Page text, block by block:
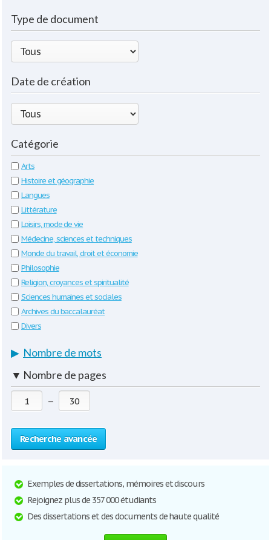
Type de document
Date de création
Catégorie
Arts
Histoire et géographie
Langues
Littérature
Loisirs, mode de vie
Médecine, sciences et techniques
Monde du travail, droit et économie
Philosophie
Religion, croyances et spiritualité
Sciences humaines et sociales
Archives du baccalauréat
Divers
▶ Nombre de mots
▼ Nombre de pages
—
Recherche avancée
Exemples de dissertations, mémoires et discours
Rejoignez plus de 357 000 étudiants
Des dissertations et des documents de haute qualité